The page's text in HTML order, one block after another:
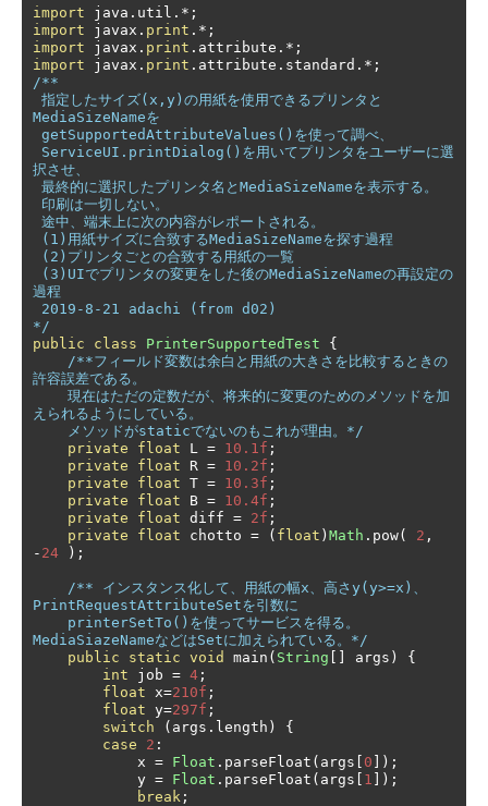
import java . util .*;
import javax . print .*;
import javax . print . attribute .*;
import javax . print . attribute . standard .*;
/**
MediaSizeNameを
択させ、
過程
*/
public
class PrinterSupportedTest
{
/**フィールド変数は余白と用紙の大きさを比較するときの
許容誤差である。
えられるようにしている。
    メソッドがstaticでないのもこれが理由。*/
private
float L = 10.1f ;
private
float R = 10.2f ;
private
float T = 10.3f ;
private
float B = 10.4f ;
private
float diff = 2f ;
private
float chotto = ( float ) Math . pow( 2 ,
- 24 );
/** インスタンス化して、用紙の幅x、高さy(y>=x)、
PrintRequestAttributeSetを引数に
MediaSiazeNameなどはSetに加えられている。*/
public
static void main ( String [] args )
{
int job = 4 ;
float x=210f ;
float y=297f ;
switch
( args . length )
{
case
2 :
            x
= Float . parseFloat ( args [ 0 ]);
            y
= Float . parseFloat ( args [ 1 ]);
break ;